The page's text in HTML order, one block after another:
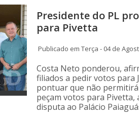
Presidente do PL
para Pivetta
Publicado em Terça - 04 de
Costa Neto ponderou,
filiados a pedir votos para
pontuar que não
peçam votos para
disputa ao Palácio